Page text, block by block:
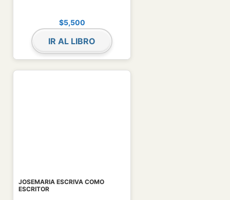
$5,500
IR AL LIBRO
JOSEMARIA ESCRIVA COMO
ESCRITOR